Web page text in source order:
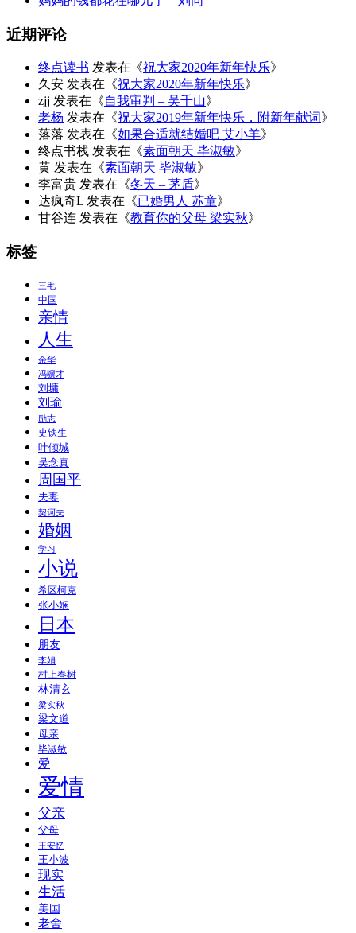
近期评论
终点读书 发表在《祝大家2020年新年快乐》
久安 发表在《祝大家2020年新年快乐》
zjj 发表在《自我审判 – 吴千山》
老杨 发表在《祝大家2019年新年快乐，附新年献词》
落落 发表在《如果合适就结婚吧 艾小羊》
终点书栈 发表在《素面朝天 毕淑敏》
黄 发表在《素面朝天 毕淑敏》
李富贵 发表在《冬天 – 茅盾》
达疯奇L 发表在《已婚男人 苏童》
甘谷连 发表在《教育你的父母 梁实秋》
标签
三毛
中国
亲情
人生
余华
冯骥才
刘墉
刘瑜
励志
史铁生
叶倾城
吴念真
周国平
夫妻
契诃夫
婚姻
学习
小说
希区柯克
张小娴
日本
朋友
李娟
村上春树
林清玄
梁实秋
梁文道
母亲
毕淑敏
爱
爱情
父亲
父母
王安忆
王小波
现实
生活
美国
老舍